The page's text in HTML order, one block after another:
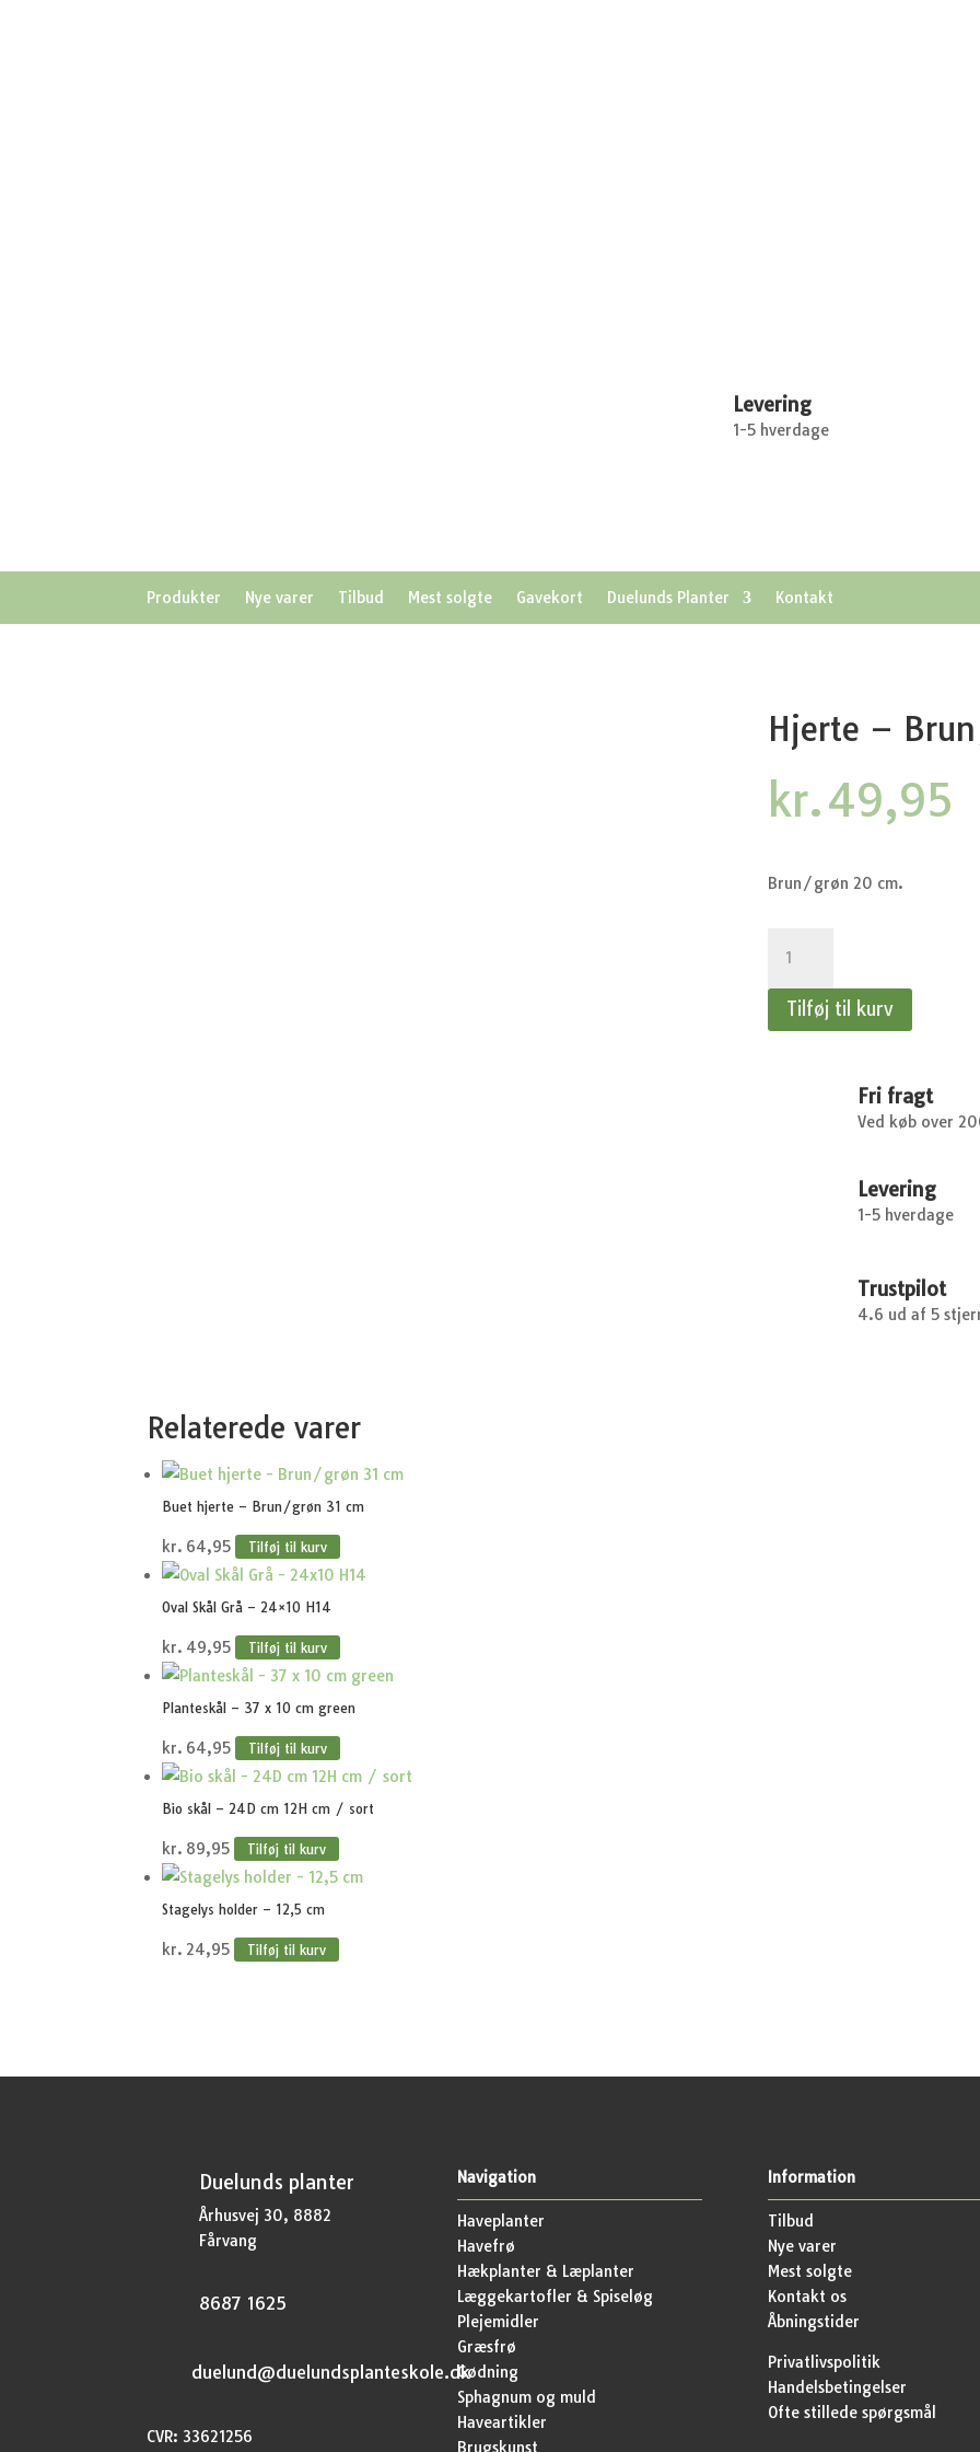
Levering
1-5 hverdage
Produkter Nye varer Tilbud Mest solgte Gavekort Duelunds Planter Kontakt
Hjerte –
kr.49,95
Brun/grøn 20 cm.
Brun/grøn
Tilføj til kurv
Fri fragt
Ved køb over
Levering
1-5 hverdage
Trustpilot
4.6 ud af 5
Relaterede varer
Buet hjerte – Brun/grøn 31 cm
kr. 64,95 Tilføj til kurv
Oval Skål Grå – 24×10 H14
kr. 49,95 Tilføj til kurv
Planteskål – 37 x 10 cm green
kr. 64,95 Tilføj til kurv
Bio skål – 24D cm 12H cm / sort
kr. 89,95 Tilføj til kurv
Stagelys holder – 12,5 cm
kr. 24,95 Tilføj til kurv
Duelunds planter
Århusvej 30, 8882
Fårvang
8687 1625
duelund@duelundsplanteskole.dk
CVR: 33621256
Navigation
Haveplanter
Havefrø
Hækplanter & Læplanter
Læggekartofler & Spiseløg
Plejemidler
Græsfrø
Gødning
Sphagnum og muld
Haveartikler
Brugskunst
Information
Tilbud
Nye varer
Mest solgte
Kontakt os
Åbningstider
Privatlivspolitik
Handelsbetingelser
Ofte stillede spørgsmål